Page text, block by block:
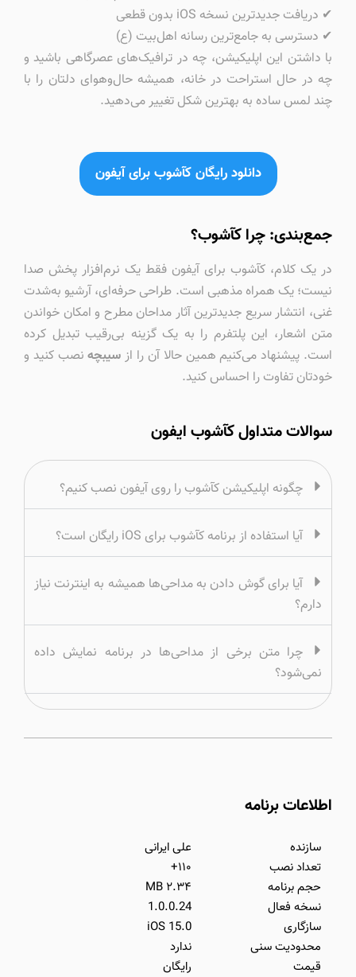
✔ دریافت جدیدترین نسخه iOS بدون قطعی
✔ دسترسی به جامع‌ترین رسانه اهل‌بیت (ع)
با داشتن این اپلیکیشن، چه در ترافیک‌های عصرگاهی باشید و
چه در حال استراحت در خانه، همیشه حال‌وهوای دلتان را با
چند لمس ساده به بهترین شکل تغییر می‌دهید.
دانلود رایگان کآشوب برای آیفون
جمع‌بندی: چرا کآشوب؟
در یک کلام، کآشوب برای آیفون فقط یک نرم‌افزار پخش صدا
نیست؛ یک همراه مذهبی است. طراحی حرفه‌ای، آرشیو به‌شدت
غنی، انتشار سریع جدیدترین آثار مداحان مطرح و امکان خواندن
متن اشعار، این پلتفرم را به یک گزینه بی‌رقیب تبدیل کرده
است. پیشنهاد می‌کنیم همین حالا آن را از سیبچهنصب کنید و
خودتان تفاوت را احساس کنید.
سوالات متداول کآشوب ایفون
چگونه اپلیکیشن کآشوب را روی آیفون نصب کنیم؟
آیا استفاده از برنامه کآشوب برای iOS رایگان است؟
آیا برای گوش دادن به مداحی‌ها همیشه به اینترنت نیاز
دارم؟
چرا متن برخی از مداحی‌ها در برنامه نمایش داده
نمی‌شود؟
اطلاعات برنامه
علی ایرانی
۱۱۰+
۲.۳۴ MB
1.0.0.24
iOS 15.0
ندارد
رایگان
سازنده
تعداد نصب
حجم برنامه
نسخه فعال
سازگاری
محدودیت سنی
قیمت